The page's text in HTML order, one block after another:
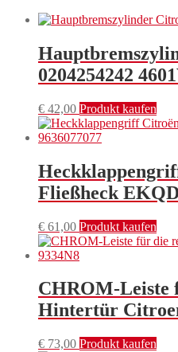
0204254242
€ 42,00 Produkt kaufen
Fließheck
€ 61,00 Produkt kaufen
CHROM-Leiste
Hintertür
€ 73,00 Produkt kaufen